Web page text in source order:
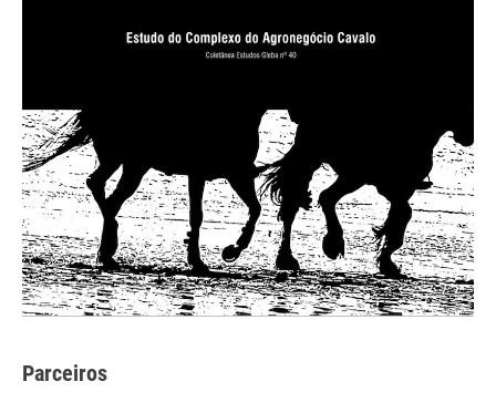
Parceiros